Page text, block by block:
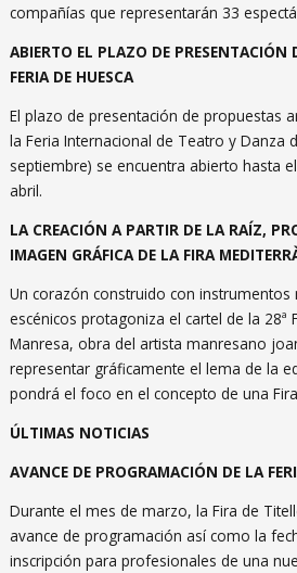
compañías que representarán 33
ABIERTO EL PLAZO DE PRESENTACIÓN
FERIA DE HUESCA
El plazo de presentación de propuestas
la Feria Internacional de Teatro y Danza
septiembre) se encuentra abierto hasta
abril.
LA CREACIÓN A PARTIR DE LA RAÍZ,
IMAGEN GRÁFICA DE LA FIRA
Un corazón construido con instrumentos
escénicos protagoniza el cartel de la 28ª
Manresa, obra del artista manresano
representar gráficamente el lema de la
pondrá el foco en el concepto de una
ÚLTIMAS NOTICIAS
AVANCE DE PROGRAMACIÓN DE LA
Durante el mes de marzo, la Fira de
avance de programación así como la
inscripción para profesionales de una